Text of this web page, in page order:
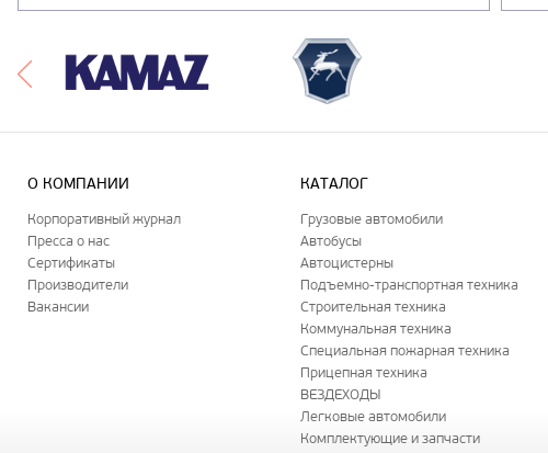
О КОМПАНИИ
Корпоративный журнал
Пресса о нас
Сертификаты
Производители
Вакансии
КАТАЛОГ
Грузовые автомобили
Автобусы
Автоцистерны
Подъемно-транспортная техника
Строительная техника
Коммунальная техника
Специальная пожарная техника
Прицепная техника
ВЕЗДЕХОДЫ
Легковые автомобили
Комплектующие и запчасти